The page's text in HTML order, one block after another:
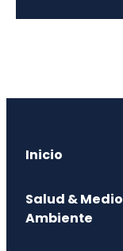
Inicio
Salud & Medio
Ambiente